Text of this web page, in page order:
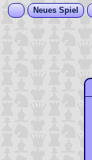
Neues Spiel